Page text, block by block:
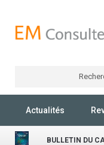
Actualités
BULLETIN DU